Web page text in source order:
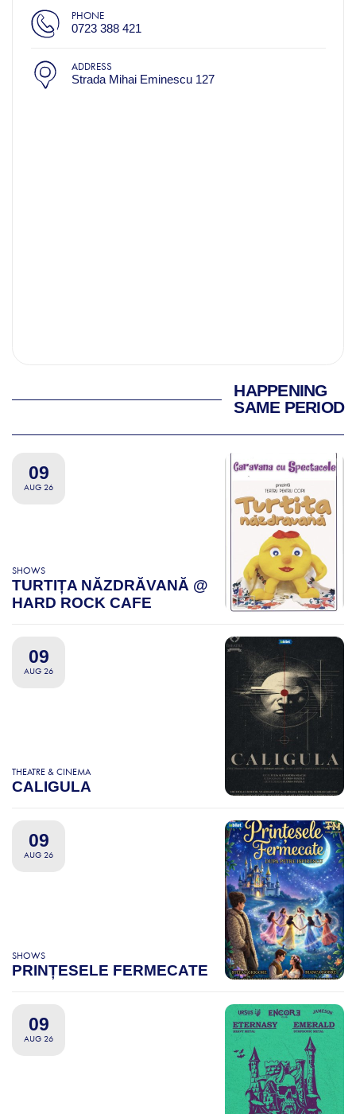
PHONE
0723 388 421
ADDRESS
Strada Mihai Eminescu 127
HAPPENING
SAME PERIOD
09
AUG 26
SHOWS
TURTIȚA NĂZDRĂVANĂ @
HARD ROCK CAFE
09
AUG 26
THEATRE & CINEMA
CALIGULA
09
AUG 26
SHOWS
PRINȚESELE FERMECATE
09
AUG 26